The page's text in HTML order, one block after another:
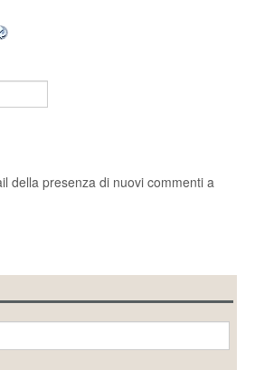
della presenza di nuovi commenti a